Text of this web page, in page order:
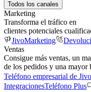
Todos los canales
Marketing
Transforma el tráfico en
clientes potenciales
JivoMarketing
Ventas
Consigue más ventas, un
de los pedidos y una mayor
Teléfono empresarial de
IntegracionesTeléfono Plus